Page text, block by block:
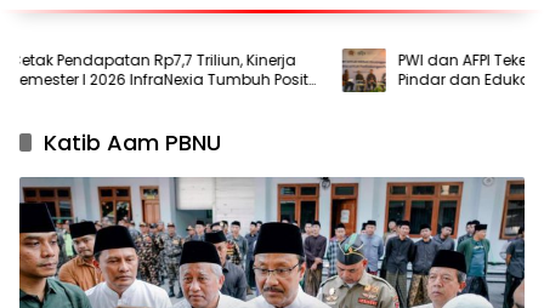
Pendapatan Rp7,7 Triliun, Kinerja
I 2026 InfraNexia Tumbuh Positif
PWI dan AFPI Teken
Pindar dan Edukasi
Ilegal
Katib Aam PBNU